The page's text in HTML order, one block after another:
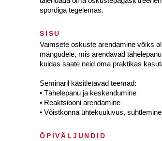
spordiga tegelemas.
SISU
Vaimsete oskuste arendamine võiks
mängudele, mis arendavad
kuidas saate neid oma praktikas
Seminaril käsitletavad teemad:
• Tähelepanu ja keskendumine
• Reaktsiooni arendamine
• Võistkonna ühtekuuluvus,
ÕPIVÄLJUNDID